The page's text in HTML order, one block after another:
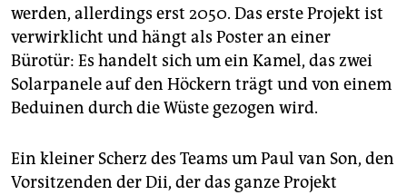
werden, allerdings erst 2050. Das erste Projekt ist
verwirklicht und hängt als Poster an einer
Bürotür: Es handelt sich um ein Kamel, das zwei
Solarpanele auf den Höckern trägt und von einem
Beduinen durch die Wüste gezogen wird.
Ein kleiner Scherz des Teams um Paul van Son, den
Vorsitzenden der Dii, der das ganze Projekt